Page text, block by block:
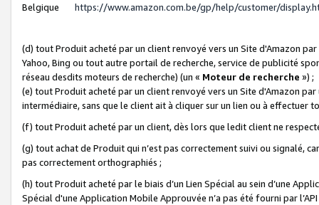
Belgique
https://www.amazon.com.be/gp/help/customer/
(d) tout Produit acheté par un client renvoyé vers un Site d'Amazon
Yahoo, Bing ou tout autre portail de recherche, service de publicité
réseau desdits moteurs de recherche) (un « Moteur de recherche ») ;
(e) tout Produit acheté par un client renvoyé vers un Site d'Amazon
intermédiaire, sans que le client ait à cliquer sur un lien ou à
(f) tout Produit acheté par un client, dès lors que ledit client ne
(g) tout achat de Produit qui n’est pas correctement suivi ou signalé,
pas correctement orthographiés ;
(h) tout Produit acheté par le biais d’un Lien Spécial au sein d’une
Spécial d'une Application Mobile Approuvée n’a pas été fourni par